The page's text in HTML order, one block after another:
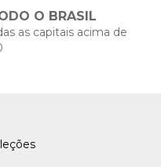
O BRASIL
as capitais acima de